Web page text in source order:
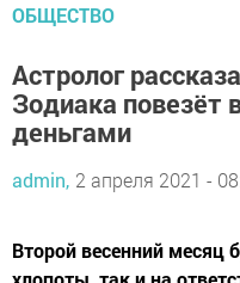
ОБЩЕСТВО
Астролог
Зодиака повезёт
деньгами
admin, 2 апреля 2021 -
Второй весенний месяц